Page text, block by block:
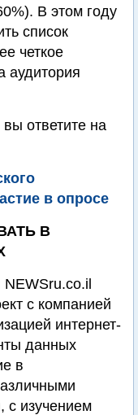
В этом году
список
четкое
аудитория
ответите на
в опросе
В
с компанией
интернет-
данных
в
с изучением